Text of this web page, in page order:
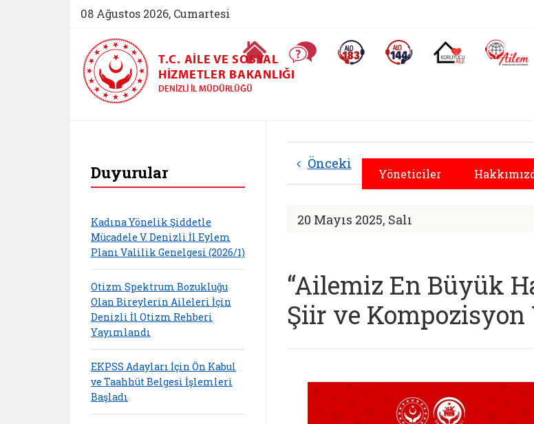
08 Ağustos 2026, Cumartesi
Ana Sayfa Sıkça Sorulan SorularAlo 183 (yeni sekmede açılır)Alo 144 (yeni sekmede açılır)
Koruyucu Aile
T.C. AILE VE SOSYAL
HIZMETLER BAKANLIĞI
DENIZLI İL MÜDÜRLÜĞÜ
Yöneticiler
Denizli Aile ve Sosyal Hizmetler
Duyurular
Kadına Yönelik Şiddetle
Mücadele V. Denizli İl Eylem
Planı Valilik Genelgesi (2026/1)
Otizm Spektrum Bozukluğu
Olan Bireylerin Aileleri İçin
Denizli İl Otizm Rehberi
Yayımlandı
EKPSS Adayları İçin Ön Kabul
ve Taahhüt Belgesi İşlemleri
Başladı
Önceki
20 Mayıs 2025, Salı
“Ailemiz En Büyük
Şiir ve Kompozisyon